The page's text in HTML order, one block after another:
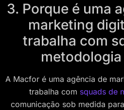
3. Porque é uma
marketing
trabalha com
metodologia
A Macfor é uma agência de
trabalha com squads de
comunicação sob medida